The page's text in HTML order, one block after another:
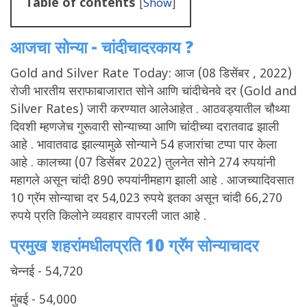
Table of contents Show
आजचा सोन्या-चांदीचादरकाय?
Gold and Silver Rate Today: आज (08डिसेंबर , 2022)
रोजी भारतीय सराफाबाजारात सोने आणि चांदीचेनवे दर (Gold and
Silver Rates)जारी करण्यात आलेआहेत. आठवड्यातील चौथ्या
दिवशी म्हणजेच गुरूवारी सोन्याच्या आणि चांदीच्या दरातवाढ झाली
आहे . भावातवाढ झाल्यामुळे सोन्याने54हजारांचा टप्पा पार केला
आहे .कालच्या(07डिसेंबर 2022)तुलनेत सोने274रुपयांनी
महागले असून चांदी890रुपयांनीमहाग झाली आहे . आजच्यादिवसात
10ग्रॅम सोन्याचा दर 54,023रुपये इतका असून चांदी66,270
रुपये प्रति किलोने व्यवहार वापरली जात आहे .
प्रमुख शहरांमधीलप्रति10ग्रॅम सोन्याचादर
चेन्नई- 54,720
मुंबई- 54,000